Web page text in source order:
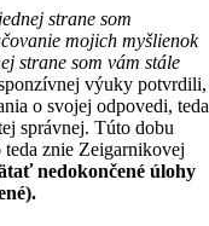
strane som
mojich myšlienok
strane som vám stále
výuky potvrdili,
o svojej odpovedi, teda
správnej. Túto dobu
znie Zeigarnikovej
nedokončené úlohy